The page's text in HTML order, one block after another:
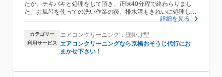
たが、テキパキと処理をして頂き、正味40分程で終わらりまし
た。お風呂を使っての洗い作業の後、排水溝もきれいに処理して
くれてました。はじめてエアコンクリーニングというサービスを
ございました！
詳細を見る
カテゴリー エアコンクリーニング：壁掛け型
利用サービス
エアコンクリーニングなら京橋おそうじ代行にお
まかせ下さい！